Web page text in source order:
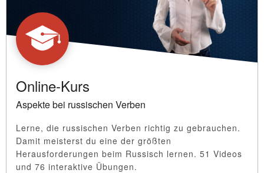
Online-Kurs
Aspekte bei russischen Verben
Lerne, die russischen Verben richtig zu gebrauchen.
Damit meisterst du eine der größten
Herausforderungen beim Russisch lernen. 51 Videos
und 76 interaktive Übungen.